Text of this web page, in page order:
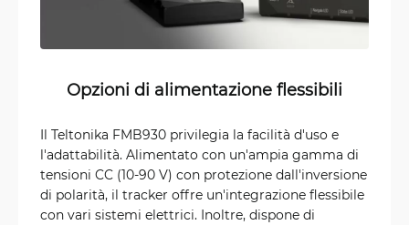
Opzioni di alimentazione flessibili
Il Teltonika FMB930 privilegia la facilità d'uso e
l'adattabilità. Alimentato con un'ampia gamma di
tensioni CC (10-90 V) con protezione dall'inversione
di polarità, il tracker offre un'integrazione flessibile
con vari sistemi elettrici. Inoltre, dispone di